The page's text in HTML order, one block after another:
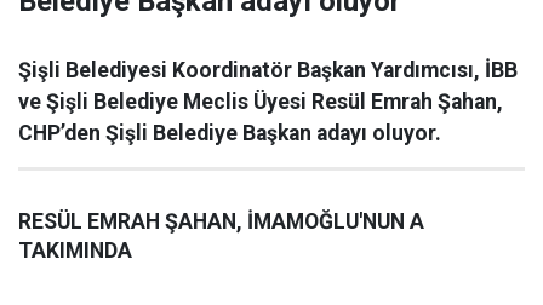
Şişli Belediyesi Koordinatör Başkan Yardımcısı, İBB
ve Şişli Belediye Meclis Üyesi Resül Emrah Şahan,
CHP’den Şişli Belediye Başkan adayı oluyor.
RESÜL EMRAH ŞAHAN, İMAMOĞLU'NUN A
TAKIMINDA